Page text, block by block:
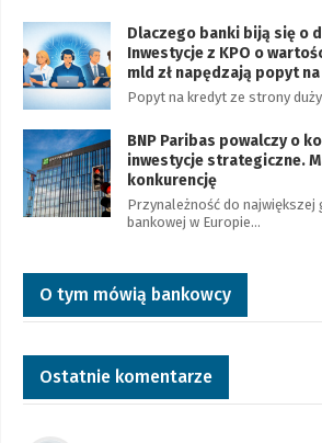
Dlaczego banki biją się o
Inwestycje z KPO o
mld zł napędzają popyt
Popyt na kredyt ze strony
BNP Paribas powalczy o
inwestycje strategiczne.
konkurencję
Przynależność do największej
bankowej w Europie…
O tym mówią bankowcy
Ostatnie komentarze